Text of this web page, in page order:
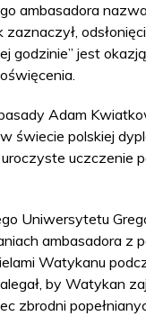
ambasadora
zaznaczył,
godzinie” jest
Adam
świecie polskiej
uczczenie
Uniwersytetu
ambasadora z
Watykanu
by Watykan
zbrodni